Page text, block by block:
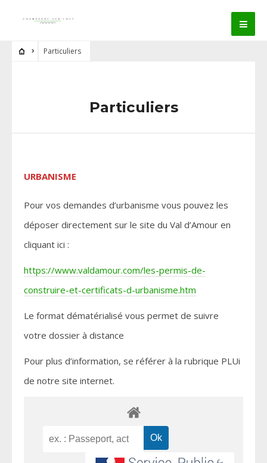
Particuliers
Particuliers
URBANISME
Pour vos demandes d’urbanisme vous pouvez les
déposer directement sur le site du Val d’Amour en
cliquant ici :
https://www.valdamour.com/les-permis-de-
construire-et-certificats-d-urbanisme.htm
Le format dématérialisé vous permet de suivre
votre dossier à distance
Pour plus d’information, se référer à la rubrique PLUi
de notre site internet.